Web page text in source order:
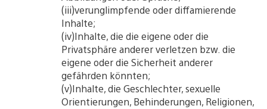
(iii)verunglimpfende oder diffamierende
Inhalte;
(iv)Inhalte, die die eigene oder die
Privatsphäre anderer verletzen bzw. die
eigene oder die Sicherheit anderer
gefährden könnten;
(v)Inhalte, die Geschlechter, sexuelle
Orientierungen, Behinderungen, Religionen,